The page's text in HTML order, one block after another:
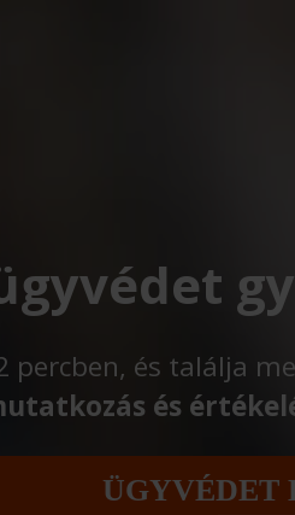
percben, és találja
és
ÜGYVÉDET